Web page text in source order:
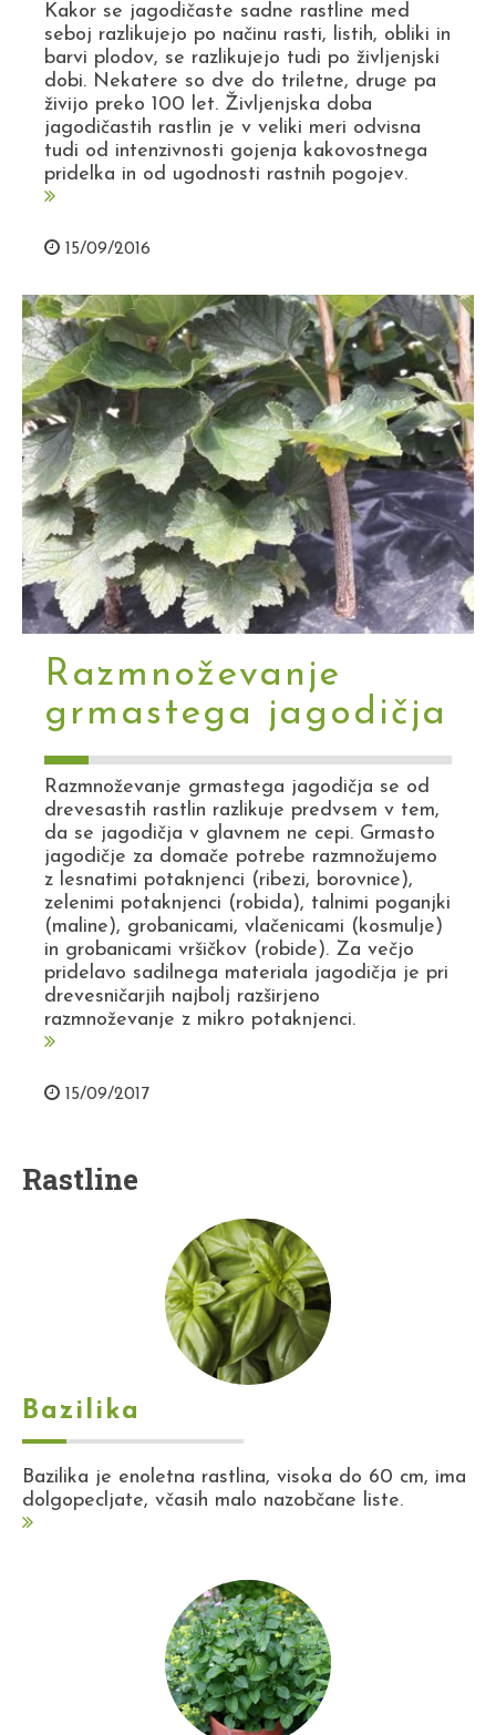
Kakor se jagodičaste sadne rastline med
seboj razlikujejo po načinu rasti, listih, obliki in
barvi plodov, se razlikujejo tudi po življenjski
dobi. Nekatere so dve do triletne, druge pa
živijo preko 100 let. Življenjska doba
jagodičastih rastlin je v veliki meri odvisna
tudi od intenzivnosti gojenja kakovostnega
pridelka in od ugodnosti rastnih pogojev.
15/09/2016
Razmnoževanje
grmastega jagodičja
Razmnoževanje grmastega jagodičja se od
drevesastih rastlin razlikuje predvsem v tem,
da se jagodičja v glavnem ne cepi. Grmasto
jagodičje za domače potrebe razmnožujemo
z lesnatimi potaknjenci (ribezi, borovnice),
zelenimi potaknjenci (robida), talnimi poganjki
(maline), grobanicami, vlačenicami (kosmulje)
in grobanicami vršičkov (robide). Za večjo
pridelavo sadilnega materiala jagodičja je pri
drevesničarjih najbolj razširjeno
razmnoževanje z mikro potaknjenci.
15/09/2017
Rastline
Bazilika
Bazilika je enoletna rastlina, visoka do 60 cm, ima
dolgopecljate, včasih malo nazobčane liste.